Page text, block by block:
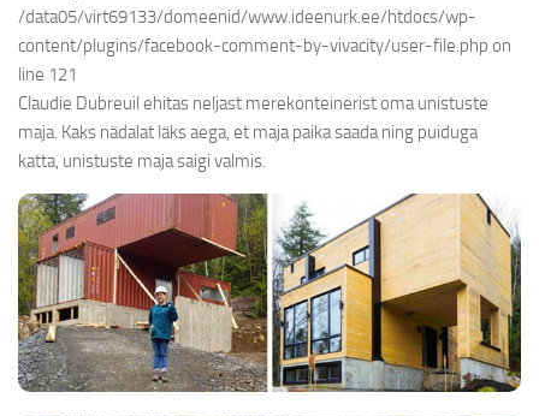
/data05/virt69133/domeenid/www.ideenurk.ee/htdocs/wp-
content/plugins/facebook-comment-by-vivacity/user-file.php on
line 121
Claudie Dubreuil ehitas neljast merekonteinerist oma unistuste
maja. Kaks nädalat läks aega, et maja paika saada ning puiduga
katta, unistuste maja saigi valmis.